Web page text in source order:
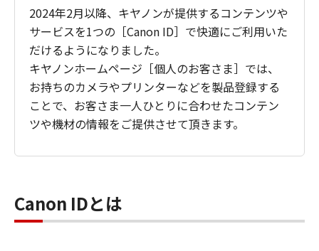
2024年2月以降、キヤノンが提供するコンテンツや
サービスを1つの［Canon ID］で快適にご利用いた
だけるようになりました。
キヤノンホームページ［個人のお客さま］では、
お持ちのカメラやプリンターなどを製品登録する
ことで、お客さま一人ひとりに合わせたコンテン
ツや機材の情報をご提供させて頂きます。
Canon IDとは